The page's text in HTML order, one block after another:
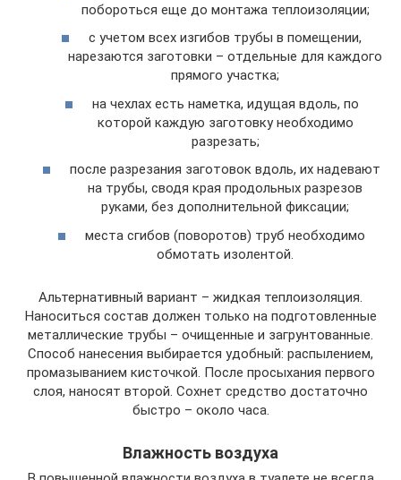
побороться еще до монтажа теплоизоляции;
с учетом всех изгибов трубы в помещении,
нарезаются заготовки – отдельные для каждого
прямого участка;
на чехлах есть наметка, идущая вдоль, по
которой каждую заготовку необходимо
разрезать;
после разрезания заготовок вдоль, их надевают
на трубы, сводя края продольных разрезов
руками, без дополнительной фиксации;
места сгибов (поворотов) труб необходимо
обмотать изолентой.
Альтернативный вариант – жидкая теплоизоляция.
Наноситься состав должен только на подготовленные
металлические трубы – очищенные и загрунтованные.
Способ нанесения выбирается удобный: распылением,
промазыванием кисточкой. После просыхания первого
слоя, наносят второй. Сохнет средство достаточно
быстро – около часа.
Влажность воздуха